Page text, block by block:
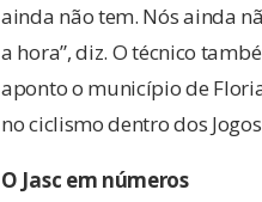
ainda não tem. Nós ainda
a hora”, diz. O técnico
aponto o município de
no ciclismo dentro dos
O Jasc em números